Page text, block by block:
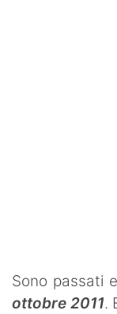
SHOP LAZIO
Sono passati
ottobre 2011.